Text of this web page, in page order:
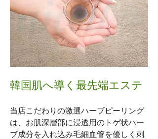
韓国肌へ導く最先端エステ
当店こだわりの激選ハーブピーリング
は、お肌深層部に浸透用のトゲ状ハー
ブ成分を入れ込み毛細血管を優しく刺